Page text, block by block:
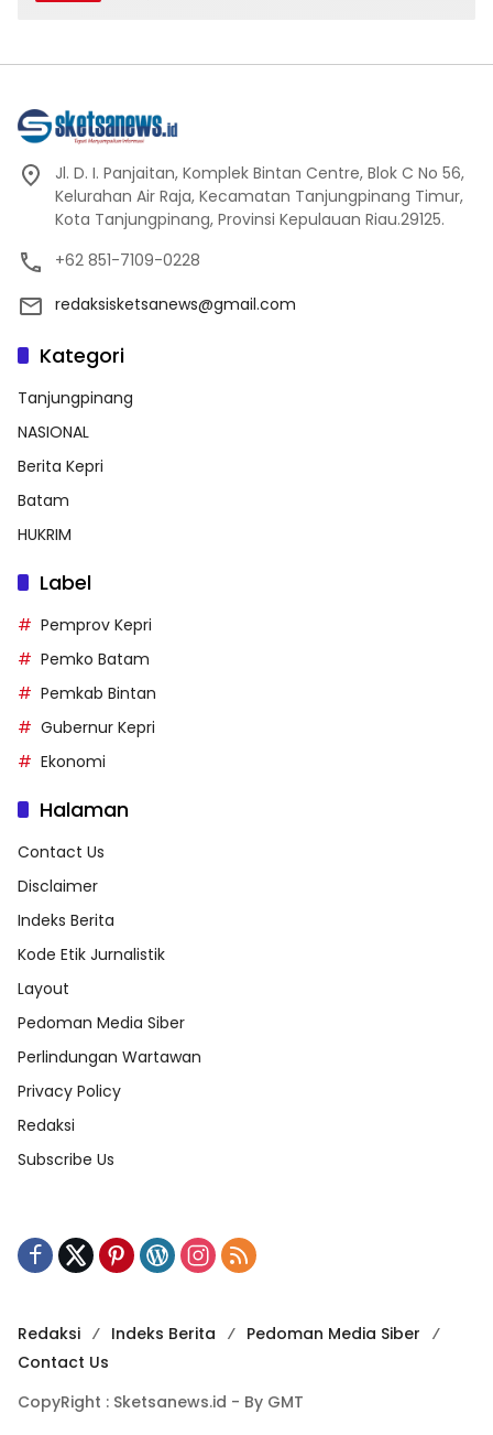
Jl. D. I. Panjaitan, Komplek Bintan Centre, Blok C No 56,
Kelurahan Air Raja, Kecamatan Tanjungpinang Timur,
Kota Tanjungpinang, Provinsi Kepulauan Riau.29125.
+62 851-7109-0228
redaksisketsanews@gmail.com
Kategori
Tanjungpinang
NASIONAL
Berita Kepri
Batam
HUKRIM
Label
Pemprov Kepri
Pemko Batam
Pemkab Bintan
Gubernur Kepri
Ekonomi
Halaman
Contact Us
Disclaimer
Indeks Berita
Kode Etik Jurnalistik
Layout
Pedoman Media Siber
Perlindungan Wartawan
Privacy Policy
Redaksi
Subscribe Us
Redaksi Indeks Berita
Pedoman Media Siber
Contact Us
CopyRight : Sketsanews.id - By GMT